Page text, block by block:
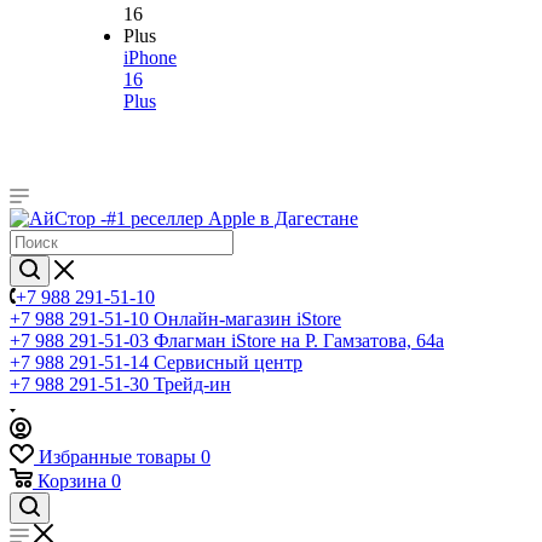
iPhone
16
Plus
+7 988 291-51-10
+7 988 291-51-10 Онлайн-магазин iStore
+7 988 291-51-03 Флагман iStore на Р. Гамзатова, 64а
+7 988 291-51-14 Сервисный центр
+7 988 291-51-30 Трейд-ин
Избранные товары 0
Корзина 0